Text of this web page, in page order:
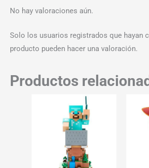
No hay valoraciones aún.
Solo los usuarios registrados que hayan
producto pueden hacer una valoración.
Productos